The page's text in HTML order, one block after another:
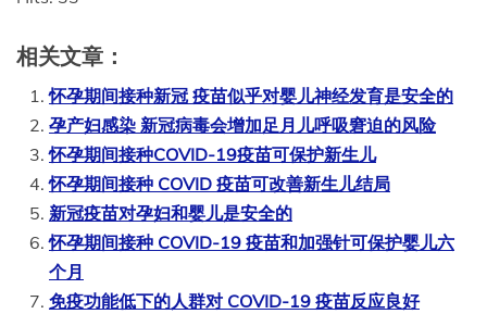
相关文章：
怀孕期间接种新冠 疫苗似乎对婴儿神经发育是安全的
孕产妇感染 新冠病毒会增加足月儿呼吸窘迫的风险
怀孕期间接种COVID-19疫苗可保护新生儿
怀孕期间接种 COVID 疫苗可改善新生儿结局
新冠疫苗对孕妇和婴儿是安全的
怀孕期间接种 COVID-19 疫苗和加强针可保护婴儿六
个月
免疫功能低下的人群对 COVID-19 疫苗反应良好